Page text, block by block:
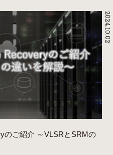
2024.10.02
のご紹介 ～VLSRとSRMの